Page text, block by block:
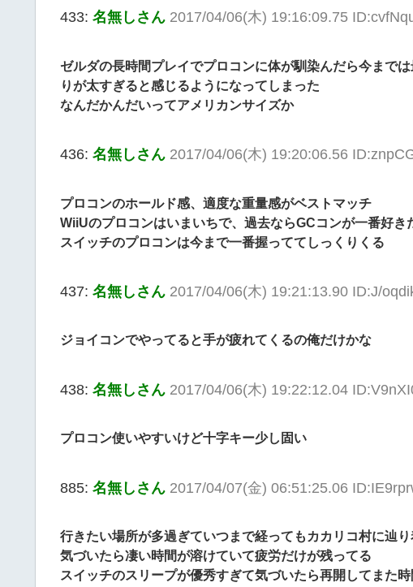
433: 名無しさん 2017/04/06(木) 19:16:09.75
ゼルダの長時間プレイでプロコンに体が馴染んだら今まで
りが太すぎると感じるようになってしまった
なんだかんだいってアメリカンサイズか
436: 名無しさん 2017/04/06(木) 19:20:06.56
プロコンのホールド感、適度な重量感がベストマッチ
WiiUのプロコンはいまいちで、過去ならGCコンが一番好き
スイッチのプロコンは今まで一番握っててしっくりくる
437: 名無しさん 2017/04/06(木) 19:21:13.90 ID:J/
ジョイコンでやってると手が疲れてくるの俺だけかな
438: 名無しさん 2017/04/06(木) 19:22:12.04
プロコン使いやすいけど十字キー少し固い
885: 名無しさん 2017/04/07(金) 06:51:25.06
行きたい場所が多過ぎていつまで経ってもカカリコ村に辿
気づいたら凄い時間が溶けていて疲労だけが残ってる
スイッチのスリープが優秀すぎて気づいたら再開してまた